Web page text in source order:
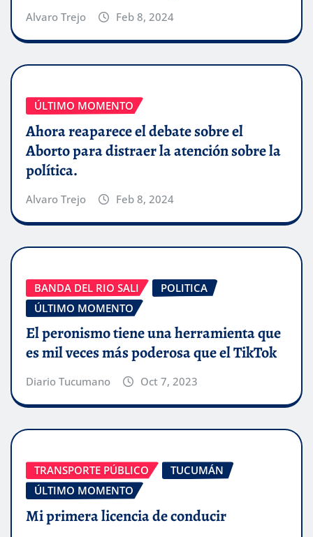
Alvaro Trejo Feb 8, 2024
ÚLTIMO MOMENTO
Ahora reaparece el debate sobre el
Aborto para distraer la atención sobre la
política.
Alvaro Trejo Feb 8, 2024
BANDA DEL RIO SALI
POLITICA
ÚLTIMO MOMENTO
El peronismo tiene una herramienta que
es mil veces más poderosa que el TikTok
Diario Tucumano Oct 7, 2023
TRANSPORTE PÚBLICO
TUCUMÁN
ÚLTIMO MOMENTO
Mi primera licencia de conducir